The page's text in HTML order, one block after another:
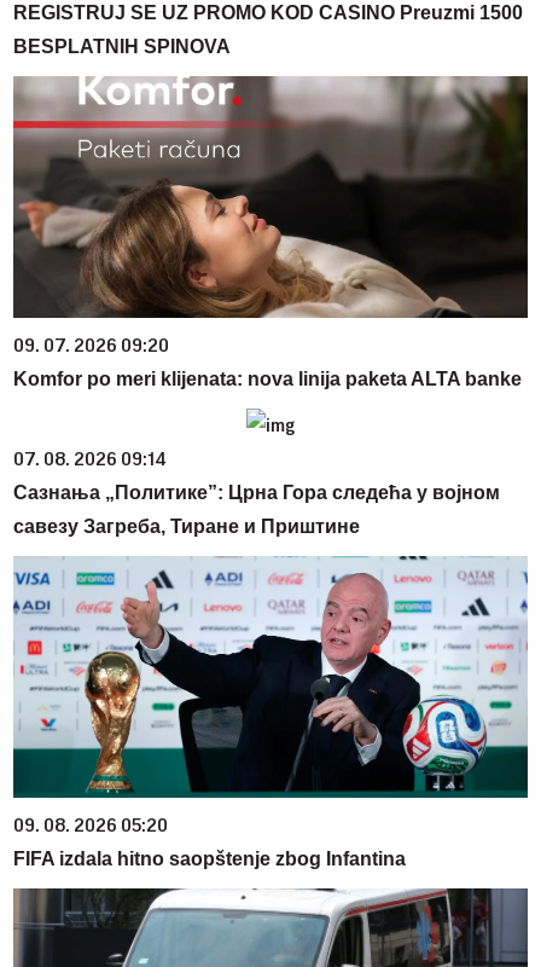
REGISTRUJ SE UZ PROMO KOD CASINO Preuzmi 1500
BESPLATNIH SPINOVA
09. 07. 2026 09:20
Komfor po meri klijenata: nova linija paketa ALTA banke
07. 08. 2026 09:14
Сазнања „Политике”: Црна Гора следећа у војном
савезу Загреба, Тиране и Приштине
09. 08. 2026 05:20
FIFA izdala hitno saopštenje zbog Infantina